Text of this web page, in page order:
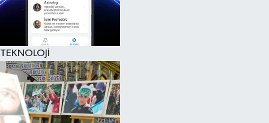
TEKNOLOJİ